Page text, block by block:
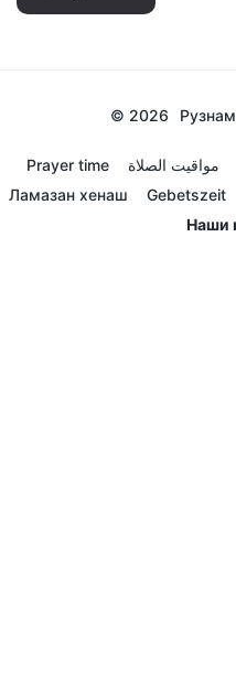
© 2026
Prayer time مواقيت الصلاة
Ламазан хенаш
Gebetszeit
Наши